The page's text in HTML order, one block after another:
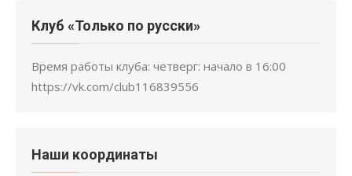
Клуб «Только по русски»
Время работы клуба: четверг: начало в 16:00
https://vk.com/club116839556
Наши координаты